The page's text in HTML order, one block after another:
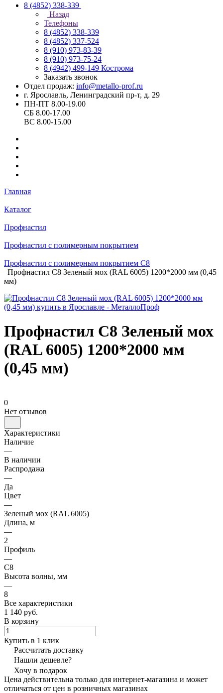
8 (4852) 338-339
Назад
Телефоны
8 (4852) 338-339
8 (4852) 337-524
8 (910) 973-83-39
8 (910) 973-75-24
8 (4942) 499-149 Кострома
Заказать звонок
Отдел продаж: info@metallo-prof.ru
г. Ярославль, Ленинградский пр-т, д. 29
ПН-ПТ 8.00-19.00
СБ 8.00-17.00
ВС 8.00-15.00
Главная
Каталог
Профнастил
Профнастил с полимерным покрытием
Профнастил с полимерным покрытием С8
Профнастил С8 Зеленый мох (RAL 6005) 1200*2000 мм (0,45
мм)
Профнастил С8 Зеленый мох
(RAL 6005) 1200*2000 мм
(0,45 мм)
0
Нет отзывов
Характеристики
Наличие
—
В наличии
Распродажа
—
Да
Цвет
—
Зеленый мох (RAL 6005)
Длина, м
—
2
Профиль
—
С8
Высота волны, мм
—
8
Все характеристики
1 140 руб.
В корзину
Купить в 1 клик
Рассчитать доставку
Нашли дешевле?
Хочу в подарок
Цена действительна только для интернет-магазина и может
отличаться от цен в розничных магазинах